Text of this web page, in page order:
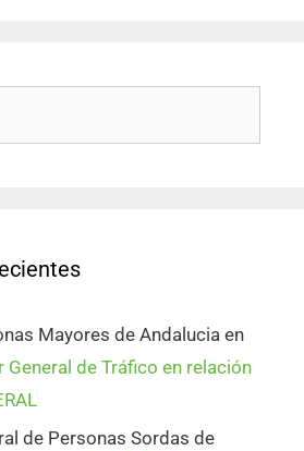
Mayores de Andalucia en
General de Tráfico en relación
de Personas Sordas de